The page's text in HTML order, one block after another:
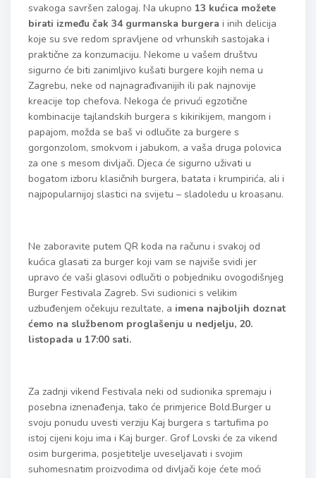
svakoga savršen zalogaj. Na ukupno 13 kućica možete
birati između čak 34 gurmanska burgera i inih delicija
koje su sve redom spravljene od vrhunskih sastojaka i
praktične za konzumaciju. Nekome u vašem društvu
sigurno će biti zanimljivo kušati burgere kojih nema u
Zagrebu, neke od najnagrađivanijih ili pak najnovije
kreacije top chefova. Nekoga će privući egzotične
kombinacije tajlandskih burgera s kikirikijem, mangom i
papajom, možda se baš vi odlučite za burgere s
gorgonzolom, smokvom i jabukom, a vaša druga polovica
za one s mesom divljači. Djeca će sigurno uživati u
bogatom izboru klasičnih burgera, batata i krumpirića, ali i
najpopularnijoj slastici na svijetu – sladoledu u kroasanu.
Ne zaboravite putem QR koda na računu i svakoj od
kućica glasati za burger koji vam se najviše svidi jer
upravo će vaši glasovi odlučiti o pobjedniku ovogodišnjeg
Burger Festivala Zagreb. Svi sudionici s velikim
uzbuđenjem očekuju rezultate, a imena najboljih doznat
ćemo na službenom proglašenju u nedjelju, 20.
listopada u 17:00 sati.
Za zadnji vikend Festivala neki od sudionika spremaju i
posebna iznenađenja, tako će primjerice Bold.Burger u
svoju ponudu uvesti verziju Kaj burgera s tartufima po
istoj cijeni koju ima i Kaj burger. Grof Lovski će za vikend
osim burgerima, posjetitelje uveseljavati i svojim
suhomesnatim proizvodima od divljači koje ćete moći